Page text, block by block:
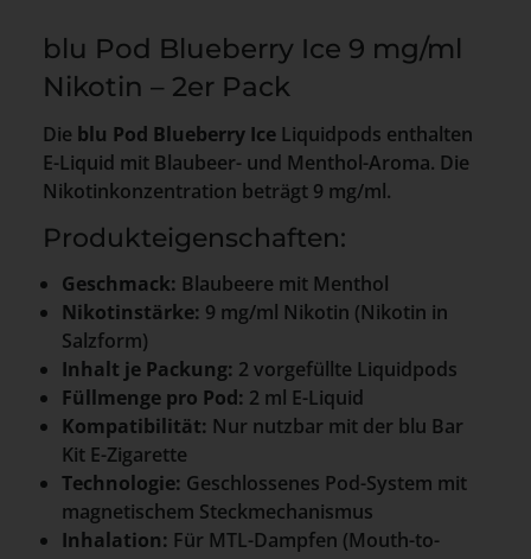
blu Pod Blueberry Ice 9 mg/ml
Nikotin – 2er Pack
Die blu Pod Blueberry Ice Liquidpods enthalten
E-Liquid mit Blaubeer- und Menthol-Aroma. Die
Nikotinkonzentration beträgt 9 mg/ml.
Produkteigenschaften:
Geschmack: Blaubeere mit Menthol
Nikotinstärke: 9 mg/ml Nikotin (Nikotin in
Salzform)
Inhalt je Packung: 2 vorgefüllte Liquidpods
Füllmenge pro Pod: 2 ml E-Liquid
Kompatibilität: Nur nutzbar mit der blu Bar
Kit E-Zigarette
Technologie: Geschlossenes Pod-System mit
magnetischem Steckmechanismus
Inhalation: Für MTL-Dampfen (Mouth-to-